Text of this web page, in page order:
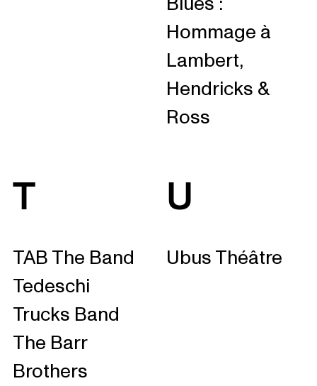
Hommage à
Lambert,
Hendricks &
Ross
T
TAB The Band
Tedeschi
Trucks Band
The Barr
Brothers
U
Ubus Théâtre